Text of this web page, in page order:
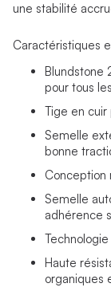
une stabilité
Caractéristiques
Blundstone
pour tous
Tige en cuir
Semelle
bonne
Conception
Semelle
adhérence
Haute
organiques